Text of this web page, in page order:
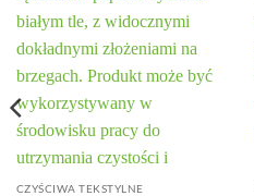
CZYŚCIWA TEKSTYLNE